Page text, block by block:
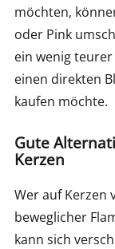
möchten,
oder Pink
ein wenig
einen direkten
kaufen möchte.
Gute
Kerzen
Wer auf Kerzen
beweglicher
kann sich